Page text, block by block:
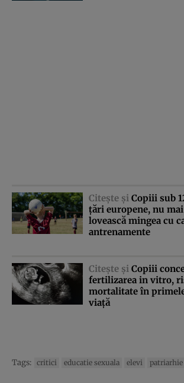
Citeşte şi Copiii sub
ţări europene, nu
lovească mingea cu
antrenamente
Citeşte şi Copiii
fertilizarea in vitro,
mortalitate în
viaţă
Tags: critici educatie sexuala elevi patriarhie